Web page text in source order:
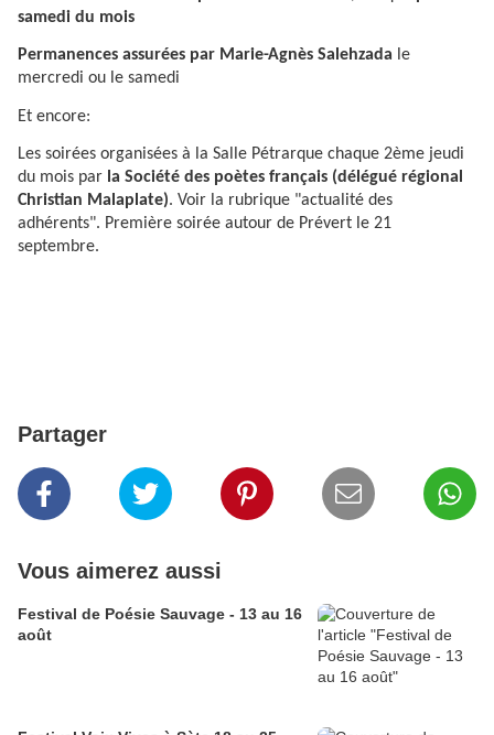
samedi du mois
Permanences assurées par Marie-Agnès Salehzada le
mercredi ou le samedi
Et encore:
Les soirées organisées à la Salle Pétrarque chaque 2ème jeudi
du mois par la Société des poètes français (délégué régional
Christian Malaplate). Voir la rubrique "actualité des
adhérents". Première soirée autour de Prévert le 21
septembre.
Partager
Vous aimerez aussi
Festival de Poésie Sauvage - 13 au 16
août